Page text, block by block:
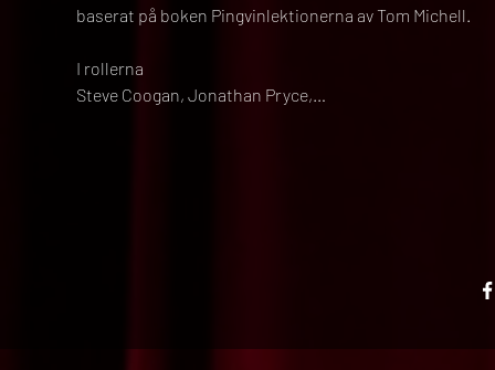
baserat på boken Pingvinlektionerna av Tom Michell.
I rollerna
Steve Coogan, Jonathan Pryce,…